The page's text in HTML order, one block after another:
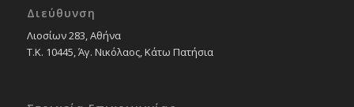
Διεύθυνση
Λιοσίων 283, Αθήνα
Τ.Κ. 10445, Άγ. Νικόλαος, Κάτω Πατήσια